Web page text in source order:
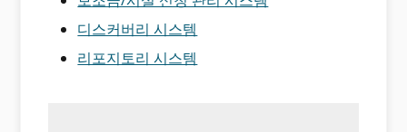
디스커버리 시스템
리포지토리 시스템